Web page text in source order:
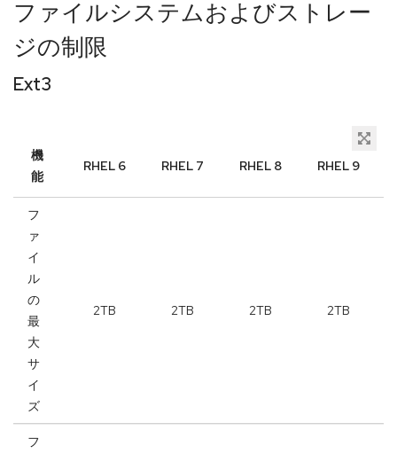
ファイルシステムおよびストレー
ジの制限
Ext3
機
能
RHEL 6 RHEL 7 RHEL 8 RHEL 9
フ
ァ
イ
ル
の
最
大
サ
イ
ズ
2TB 2TB 2TB 2TB
フ